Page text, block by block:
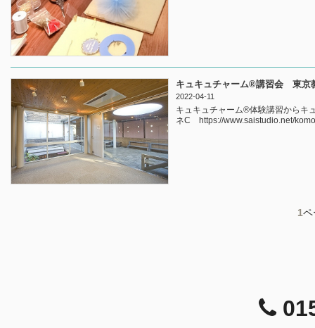
キュキュチャーム®講習会 東京
2022-04-11
キュキュチャーム®体験講習からキ
ネC https://www.saistudio.net/
1ペ